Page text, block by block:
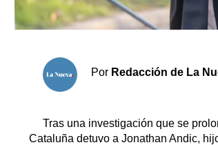
Fúnebres
Horóscopo
Suplementos
Por Redacción de La
Tras una investigación que se
Cataluña detuvo a Jonathan Andic,